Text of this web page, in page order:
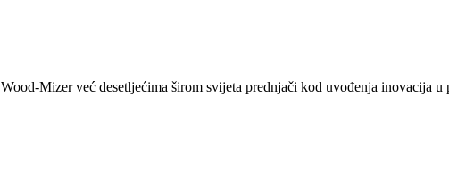
Mizer već desetljećima širom svijeta prednjači kod uvođenja inovacija u